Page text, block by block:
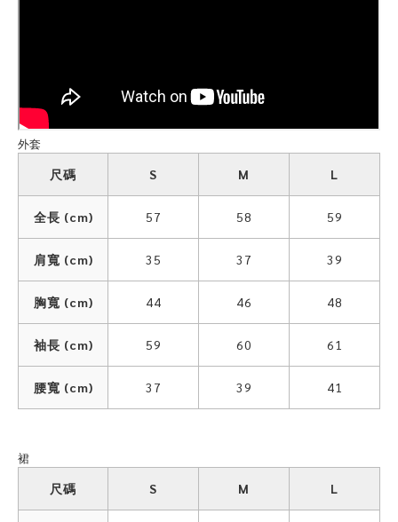
外套
尺碼 S M L
全長 (cm) 57 58 59
肩寬 (cm) 35 37 39
胸寬 (cm) 44 46 48
袖長 (cm) 59 60 61
腰寬 (cm) 37 39 41
裙
尺碼 S M L